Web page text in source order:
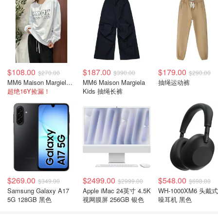
$108.00 $270.00
MM6 Maison Margiela 长袖卫衣
超绝16Y捡漏！
$187.00 $390.00
MM6 Maison Margiela
Kids 抽绳长裤
$179.00 $290.00
抽绳运动裤
$269.00 $349.00
Samsung Galaxy A17
5G 128GB 黑色
$2499.00 $2999.00
Apple iMac 24英寸 4.5K
视网膜屏 256GB 银色
$548.00 $698.00
WH-1000XM6 头戴
噪耳机 黑色